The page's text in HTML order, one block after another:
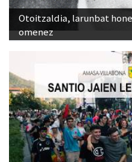
Otoitzaldia, larunbat
omenez